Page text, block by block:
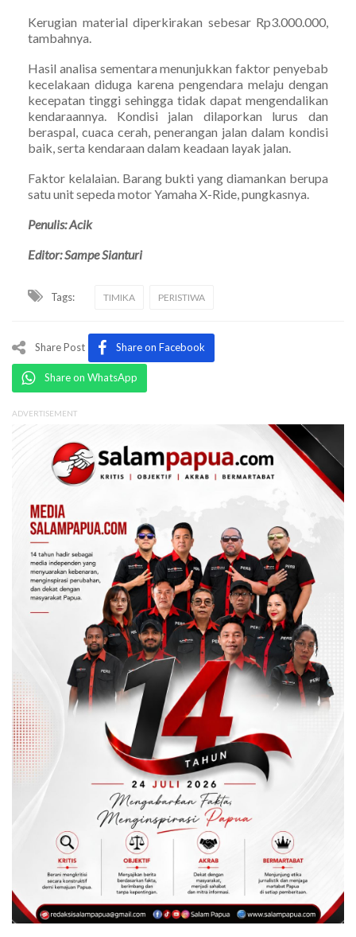
Kerugian material diperkirakan sebesar Rp3.000.000,
tambahnya.
Hasil analisa sementara menunjukkan faktor penyebab
kecelakaan diduga karena pengendara melaju dengan
kecepatan tinggi sehingga tidak dapat mengendalikan
kendaraannya. Kondisi jalan dilaporkan lurus dan
beraspal, cuaca cerah, penerangan jalan dalam kondisi
baik, serta kendaraan dalam keadaan layak jalan.
Faktor kelalaian. Barang bukti yang diamankan berupa
satu unit sepeda motor Yamaha X-Ride, pungkasnya.
Penulis: Acik
Editor: Sampe Sianturi
Tags: TIMIKA PERISTIWA
Share Post Share on Facebook
Share on WhatsApp
ADVERTISEMENT